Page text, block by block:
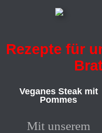
Rezepte für
Veganes Steak mit
Pommes
Mit unserem